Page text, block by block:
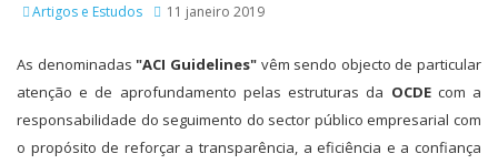
Artigos e Estudos 11 janeiro 2019
As denominadas"ACI Guidelines"vêm sendo objecto de particular
atenção e de aprofundamento pelas estruturas da OCDEcom a
responsabilidade do seguimento do sector público empresarial com
o propósito de reforçar a transparência, a eficiência e a confiança